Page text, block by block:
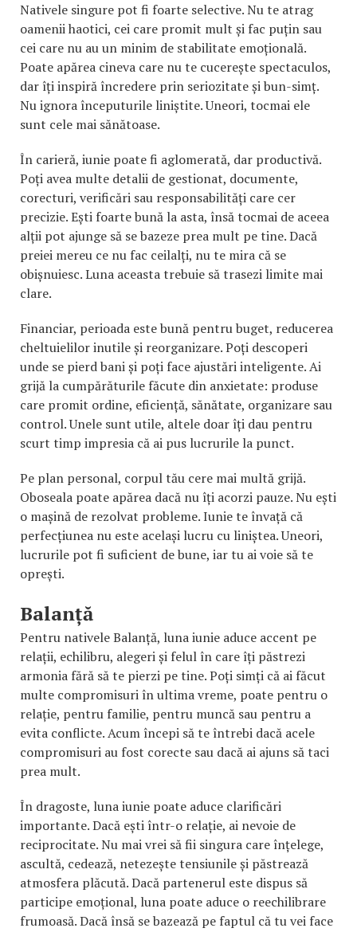
Nativele singure pot fi foarte selective. Nu te atrag
oamenii haotici, cei care promit mult și fac puțin sau
cei care nu au un minim de stabilitate emoțională.
Poate apărea cineva care nu te cucerește spectaculos,
dar îți inspiră încredere prin seriozitate și bun-simț.
Nu ignora începuturile liniștite. Uneori, tocmai ele
sunt cele mai sănătoase.
În carieră, iunie poate fi aglomerată, dar productivă.
Poți avea multe detalii de gestionat, documente,
corecturi, verificări sau responsabilități care cer
precizie. Ești foarte bună la asta, însă tocmai de aceea
alții pot ajunge să se bazeze prea mult pe tine. Dacă
preiei mereu ce nu fac ceilalți, nu te mira că se
obișnuiesc. Luna aceasta trebuie să trasezi limite mai
clare.
Financiar, perioada este bună pentru buget, reducerea
cheltuielilor inutile și reorganizare. Poți descoperi
unde se pierd bani și poți face ajustări inteligente. Ai
grijă la cumpărăturile făcute din anxietate: produse
care promit ordine, eficiență, sănătate, organizare sau
control. Unele sunt utile, altele doar îți dau pentru
scurt timp impresia că ai pus lucrurile la punct.
Pe plan personal, corpul tău cere mai multă grijă.
Oboseala poate apărea dacă nu îți acorzi pauze. Nu ești
o mașină de rezolvat probleme. Iunie te învață că
perfecțiunea nu este același lucru cu liniștea. Uneori,
lucrurile pot fi suficient de bune, iar tu ai voie să te
oprești.
Balanță
Pentru nativele Balanță, luna iunie aduce accent pe
relații, echilibru, alegeri și felul în care îți păstrezi
armonia fără să te pierzi pe tine. Poți simți că ai făcut
multe compromisuri în ultima vreme, poate pentru o
relație, pentru familie, pentru muncă sau pentru a
evita conflicte. Acum începi să te întrebi dacă acele
compromisuri au fost corecte sau dacă ai ajuns să taci
prea mult.
În dragoste, luna iunie poate aduce clarificări
importante. Dacă ești într-o relație, ai nevoie de
reciprocitate. Nu mai vrei să fii singura care înțelege,
ascultă, cedează, netezește tensiunile și păstrează
atmosfera plăcută. Dacă partenerul este dispus să
participe emoțional, luna poate aduce o reechilibrare
frumoasă. Dacă însă se bazează pe faptul că tu vei face